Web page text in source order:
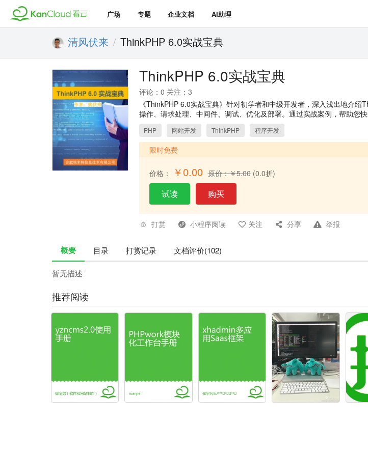
广场 专题 企业文档 AI助理
清风伏来 / ThinkPHP 6.0实战宝典
ThinkPHP 6.0实战宝典
评论：0 关注：3
《ThinkPHP 6.0实战宝典》针对初学者和中级开发者，深入浅出地介
操作、请求处理、中间件、调试、优化及部署。通过实战案例，帮助您
PHP 网站开发 ThinkPHP 程序开发
限时免费
价格： ￥0.00 原价：￥5.00(0.0折)
试读 购买
打赏 小程序阅读 关注 分享 举报
概要 目录 打赏记录 文档评价(102)
暂无描述
推荐阅读